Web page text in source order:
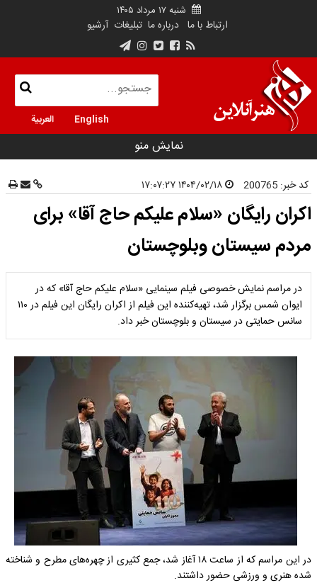
شنبه ۱۷ مرداد ۱۴۰۵
ارتباط با ما درباره ما تبلیغات آرشیو
English العربية
نمایش منو
کد خبر: 200765
اکران رایگان «سلام علیکم حاج آقا» برای
مردم سیستان وبلوچستان
در مراسم نمایش خصوصی فیلم سینمایی «سلام علیکم حاج آقا» که در
ایوان شمس برگزار شد، تهیه‌کننده این فیلم از اکران رایگان این فیلم در ۱۱۰
سانس حمایتی در سیستان و بلوچستان خبر داد.
در این مراسم که از ساعت ۱۸ آغاز شد، جمع کثیری از چهره‌های مطرح و شناخته
شده هنری و ورزشی حضور داشتند.